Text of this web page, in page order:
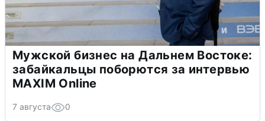
Мужской бизнес на Дальнем Востоке:
забайкальцы поборются за интервью
MAXIM Online
7 августа 0